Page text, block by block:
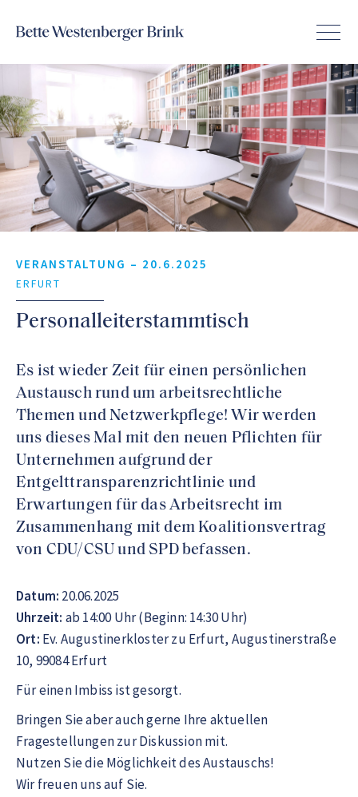
VERANSTALTUNG – 20.6.2025
ERFURT
Personalleiterstammtisch
Es ist wieder Zeit für einen persönlichen
Austausch rund um arbeitsrechtliche
Themen und Netzwerkpflege! Wir werden
uns dieses Mal mit den neuen Pflichten für
Unternehmen aufgrund der
Entgelttransparenzrichtlinie und
Erwartungen für das Arbeitsrecht im
Zusammenhang mit dem Koalitionsvertrag
von CDU/CSU und SPD befassen.
Datum: 20.06.2025
Uhrzeit: ab 14:00 Uhr (Beginn: 14:30 Uhr)
Ort: Ev. Augustinerkloster zu Erfurt, Augustinerstraße
10, 99084 Erfurt
Für einen Imbiss ist gesorgt.
Bringen Sie aber auch gerne Ihre aktuellen
Fragestellungen zur Diskussion mit.
Nutzen Sie die Möglichkeit des Austauschs!
Wir freuen uns auf Sie.